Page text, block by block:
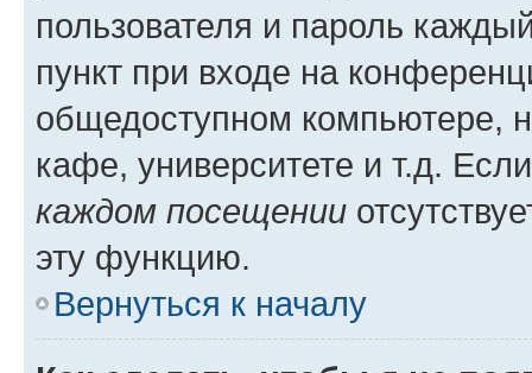
пользователя и пароль
пункт при входе на
общедоступном компьютере,
кафе, университете и т.д.
каждом посещении
эту функцию.
Вернуться к началу